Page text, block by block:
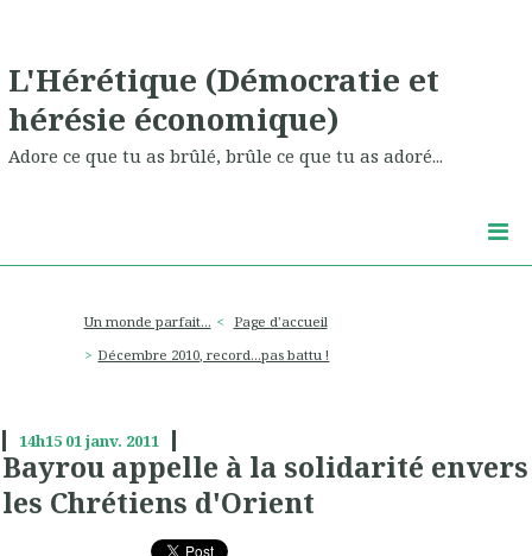
L'Hérétique (Démocratie et
hérésie économique)
Adore ce que tu as brûlé, brûle ce que tu as adoré...
Un monde parfait...
Page d'accueil
Décembre 2010, record...pas battu !
14h15 01janv. 2011
Bayrou appelle à la solidarité envers
les Chrétiens d'Orient